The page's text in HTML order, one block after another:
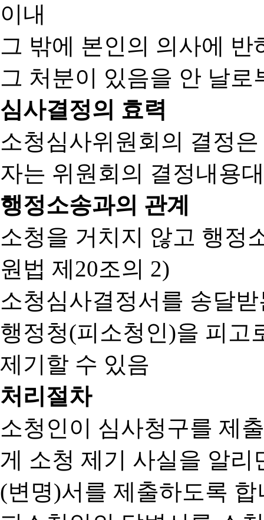
이내
그 밖에 본인의 의사에
그 처분이 있음을 안 날로
심사결정의 효력
소청심사위원회의 결정
자는 위원회의 결정내용
행정소송과의 관계
소청을 거치지 않고 행정
원법 제20조의 2)
소청심사결정서를 송달
행정청(피소청인)을 피고
제기할 수 있음
처리절차
소청인이 심사청구를 제
게 소청 제기 사실을 알
(변명)서를 제출하도록 합